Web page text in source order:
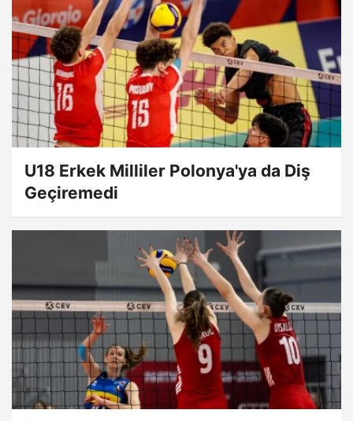
U18 Erkek Milliler Polonya'ya da Diş
Geçiremedi